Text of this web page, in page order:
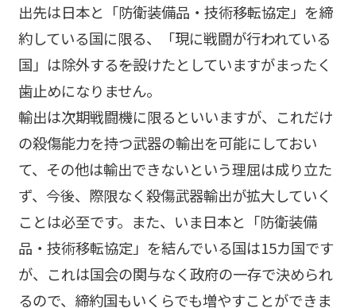
出先は日本と「防衛装備品・技術移転協定」を締
約している国に限る、「現に戦闘が行われている
国」は除外する――を設けたとしていますがまったく
歯止めになりません。
輸出は次期戦闘機に限るといいますが、これだけ
の殺傷能力を持つ武器の輸出を可能にしておい
て、その他は輸出できないという理屈は成り立た
ず、今後、際限なく殺傷武器輸出が拡大していく
ことは必至です。また、いま日本と「防衛装備
品・技術移転協定」を結んでいる国は15カ国です
が、これは国会の関与なく政府の一存で決められ
るので、締約国もいくらでも増やすことができま